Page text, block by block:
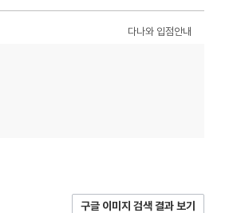
다나와 입점안내
구글 이미지 검색 결과 보기